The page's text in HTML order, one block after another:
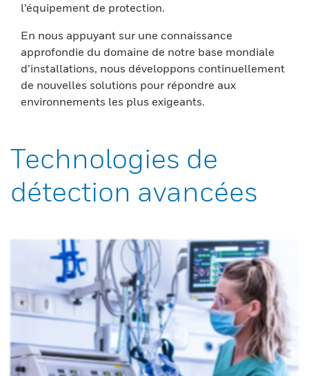
l’équipement de protection.
En nous appuyant sur une connaissance
approfondie du domaine de notre base mondiale
d’installations, nous développons continuellement
de nouvelles solutions pour répondre aux
environnements les plus exigeants.
Technologies de
détection avancées